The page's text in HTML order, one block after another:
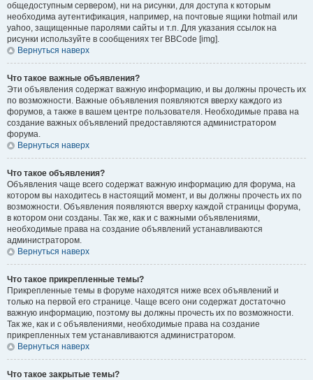
общедоступным сервером), ни на рисунки, для доступа к которым
необходима аутентификация, например, на почтовые ящики hotmail или
yahoo, защищенные паролями сайты и т.п. Для указания ссылок на
рисунки используйте в сообщениях тег BBCode [img].
Вернуться наверх
Что такое важные объявления?
Эти объявления содержат важную информацию, и вы должны прочесть их
по возможности. Важные объявления появляются вверху каждого из
форумов, а также в вашем центре пользователя. Необходимые права на
создание важных объявлений предоставляются администратором
форума.
Вернуться наверх
Что такое объявления?
Объявления чаще всего содержат важную информацию для форума, на
котором вы находитесь в настоящий момент, и вы должны прочесть их по
возможности. Объявления появляются вверху каждой страницы форума,
в котором они созданы. Так же, как и с важными объявлениями,
необходимые права на создание объявлений устанавливаются
администратором.
Вернуться наверх
Что такое прикрепленные темы?
Прикрепленные темы в форуме находятся ниже всех объявлений и
только на первой его странице. Чаще всего они содержат достаточно
важную информацию, поэтому вы должны прочесть их по возможности.
Так же, как и с объявлениями, необходимые права на создание
прикрепленных тем устанавливаются администратором.
Вернуться наверх
Что такое закрытые темы?